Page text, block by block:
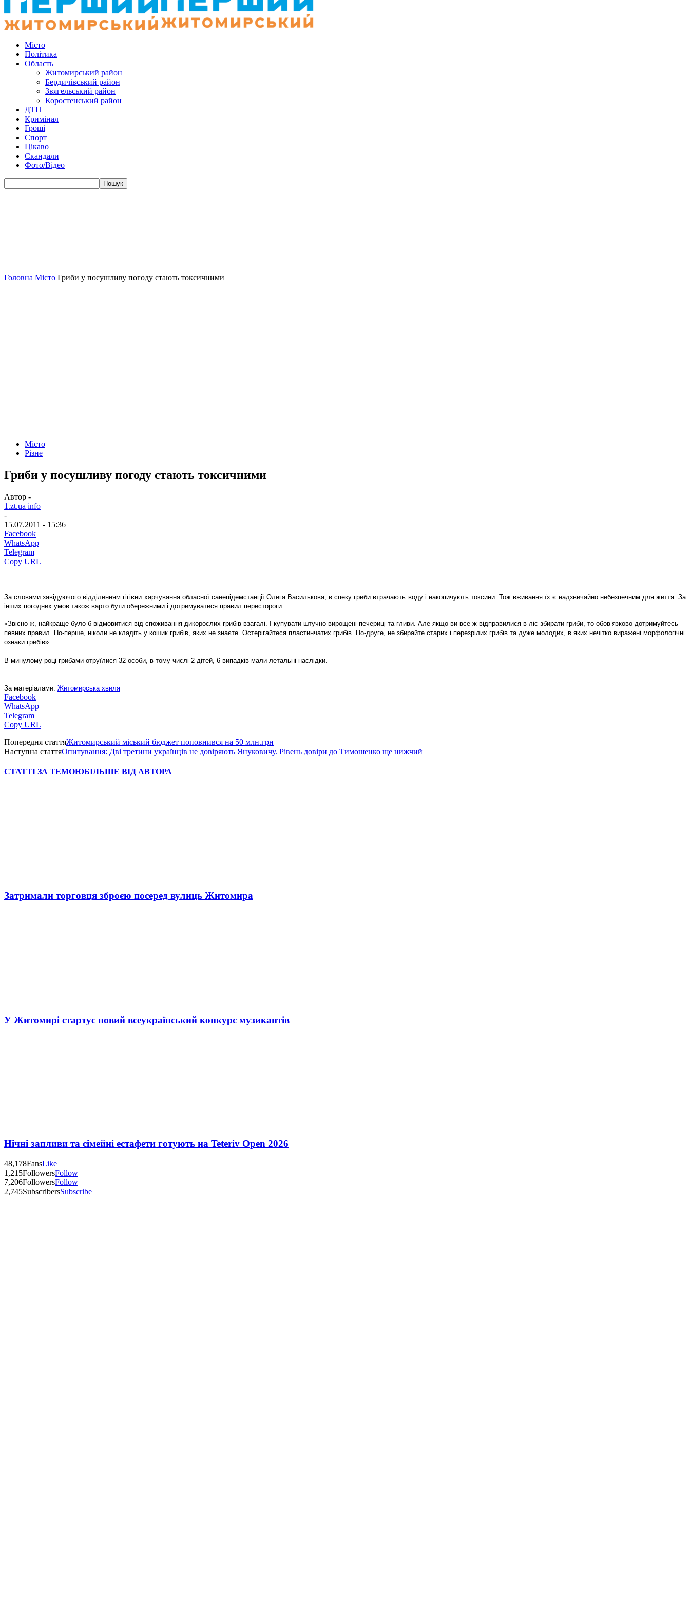
Місто
Політика
Область
Житомирський район
Бердичівський район
Звягельський район
Коростенський район
ДТП
Кримінал
Гроші
Спорт
Цікаво
Скандали
Фото/Відео
Головна Місто Гриби у посушливу погоду стають токсичними
Місто
Різне
Гриби у посушливу погоду стають токсичними
Автор -
1.zt.ua info
-
15.07.2011 - 15:36
Facebook
WhatsApp
Telegram
Copy URL
За словами завідуючого відділенням гігієни харчування обласної санепідемстанції Олега Василькова, в спеку гриби втрачають воду і накопичують токсини. Тож вживання їх є надзвичайно небезпечним для життя. За
інших погодних умов також варто бути обережними і дотримуватися правил перестороги:
«Звісно ж, найкраще було б відмовитися від споживання дикорослих грибів взагалі. І купувати штучно вирощені печериці та гливи. Але якщо ви все ж відправилися в ліс збирати гриби, то обов’язково дотримуйтесь
певних правил. По-перше, ніколи не кладіть у кошик грибів, яких не знаєте. Остерігайтеся пластинчатих грибів. По-друге, не збирайте старих і перезрілих грибів та дуже молодих, в яких нечітко виражені морфологічні
ознаки грибів».
В минулому році грибами отруїлися 32 особи, в тому числі 2 дітей, 6 випадків мали летальні наслідки.
За матеріалами: Житомирська хвиля
Facebook
WhatsApp
Telegram
Copy URL
Попередня статтяЖитомирський міський бюджет поповнився на 50 млн.грн
Наступна статтяОпитування: Дві третини українців не довіряють Януковичу. Рівень довіри до Тимошенко ще нижчий
СТАТТІ ЗА ТЕМОЮБІЛЬШЕ ВІД АВТОРА
Затримали торговця зброєю посеред вулиць Житомира
У Житомирі стартує новий всеукраїнський конкурс музикантів
Нічні запливи та сімейні естафети готують на Teteriv Open 2026
48,178FansLike
1,215FollowersFollow
7,206FollowersFollow
2,745SubscribersSubscribe